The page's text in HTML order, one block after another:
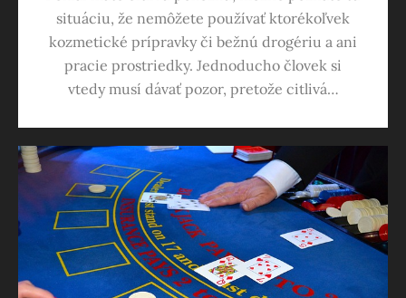
situáciu, že nemôžete používať ktorékoľvek
kozmetické prípravky či bežnú drogériu a ani
pracie prostriedky. Jednoducho človek si
vtedy musí dávať pozor, pretože citlivá…